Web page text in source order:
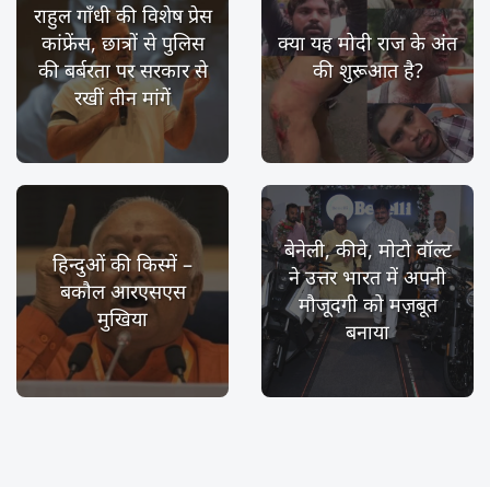
राहुल गाँधी की विशेष प्रेस
कांफ्रेंस, छात्रों से पुलिस
की बर्बरता पर सरकार से
रखीं तीन मांगें
क्या यह मोदी राज के अंत
की शुरूआत है?
हिन्दुओं की किस्में –
बकौल आरएसएस
मुखिया
बेनेली, कीवे, मोटो वॉल्ट
ने उत्तर भारत में अपनी
मौजूदगी को मज़बूत
बनाया